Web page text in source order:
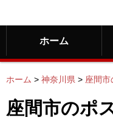
ホーム
ホーム > 神奈川県 > 座間市
座間市のポ